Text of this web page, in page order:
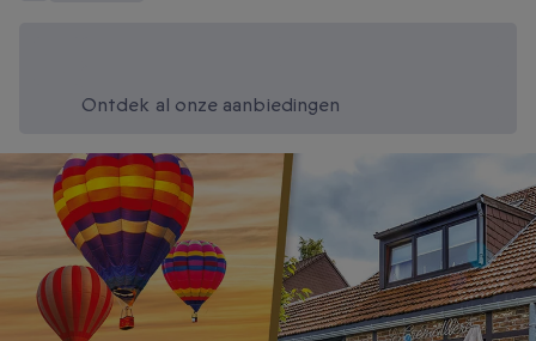
Ontdek al onze aanbiedingen